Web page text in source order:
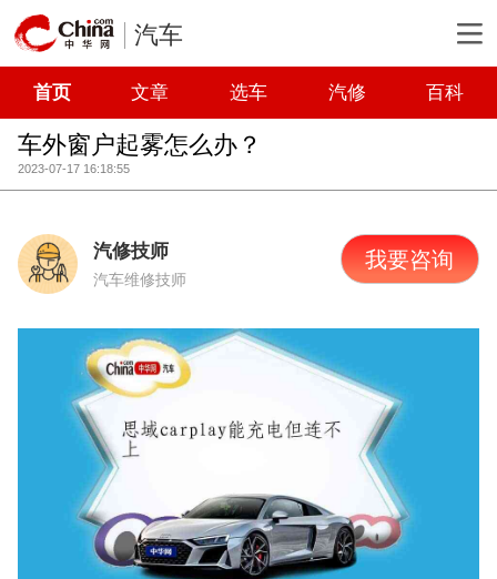
汽车
首页 文章 选车 汽修 百科
车外窗户起雾怎么办？
2023-07-17 16:18:55
汽修技师
汽车维修技师
我要咨询